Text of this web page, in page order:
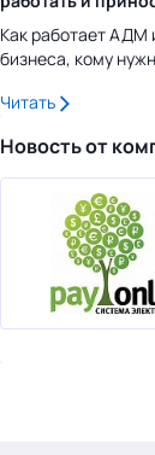
Как работает АДМ
бизнеса, кому
Читать
Новость от